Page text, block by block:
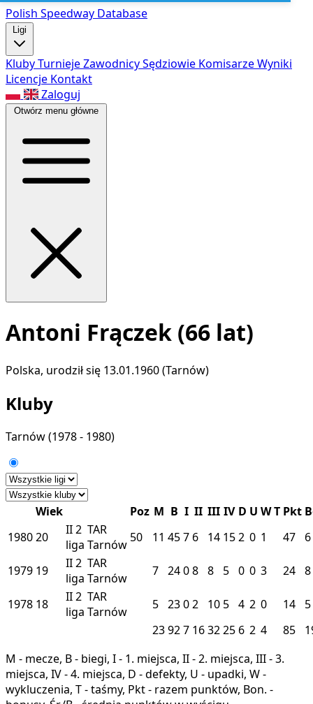
Polish Speedway Database
Ligi
KlubyTurniejeZawodnicySędziowie KomisarzeWyniki
Licencje Kontakt
Zaloguj
Otwórz menu główne
Antoni Frączek (66 lat)
Polska, urodził się 13.01.1960 (Tarnów)
Kluby
Tarnów(1978 - 1980)
Wiek Poz M B I II III IV D U WT Pkt
198020 II2
liga
TAR
Tarnów 50 11 457 6 14 152 0 1 47 6
1979 19 II2
liga
TAR
Tarnów
7 2408 8 5 0 0 3 24 8
1978 18 II2
liga
TAR
Tarnów
5 2302 10 5 4 2 0 14
5
23927 163225 6 2 4 85
M - mecze, B - biegi, I - 1. miejsca, II - 2. miejsca, III - 3.
miejsca, IV - 4. miejsca, D - defekty, U - upadki, W -
wykluczenia, T - taśmy, Pkt - razem punktów, Bon. -